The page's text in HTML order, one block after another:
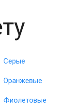
Серые
Оранжевые
Фиолетовые